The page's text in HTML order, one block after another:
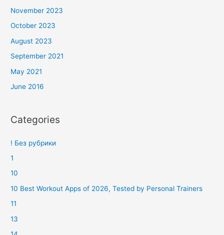
November 2023
October 2023
August 2023
September 2021
May 2021
June 2016
Categories
! Без рубрики
1
10
10 Best Workout Apps of 2026, Tested by Personal Trainers
11
13